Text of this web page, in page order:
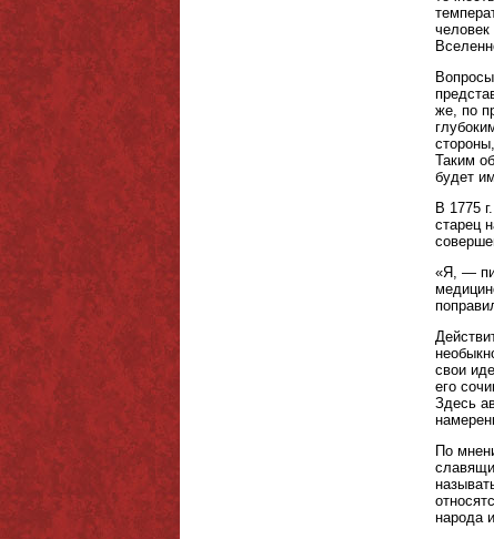
же, по
Таким
будет
В 1775
старец
«Я, —
свои
его
Здесь
По
народа